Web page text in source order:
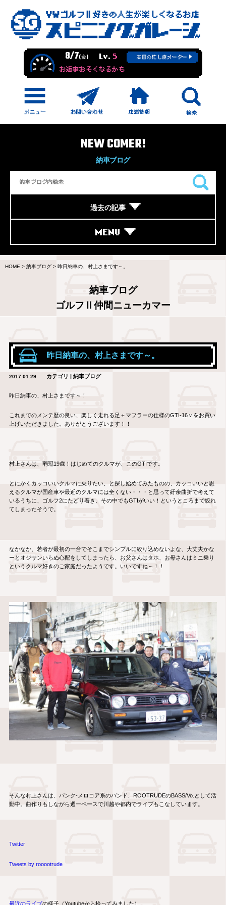
8/7(金) Lv. 5 本日の忙し度メーター
お返事おそくなるかも
NEW COMER!
納車ブログ
過去の記事
MENU
HOME > 納車ブログ > 昨日納車の、村上さまです～。
納車ブログ
ゴルフⅡ仲間ニューカマー
昨日納車の、村上さまです～。
2017.01.29 カテゴリ | 納車ブログ
昨日納車の、村上さまです～！
これまでのメンテ歴の良い、楽しく走れる足＋マフラーの仕様のGTI-16ｖをお買い
上げいただきました。ありがとうございます！！
村上さんは、弱冠19歳！はじめてのクルマが、このGTIです。
とにかくカッコいいクルマに乗りたい、と探し始めてみたものの、カッコいいと思
えるクルマが国産車や最近のクルマには全くない・・・と思って紆余曲折で考えて
いるうちに、ゴルフ2にたどり着き、その中でもGTIがいい！というところまで絞れ
てしまったそうで。
なかなか、若者が最初の一台でそこまでシンプルに絞り込めないよな、大丈夫かな
ーとオジサンいらぬ心配をしてしまったら、お父さんはタホ、お母さんはミニ乗り
というクルマ好きのご家庭だったようです。いいですね～！！
そんな村上さんは、パンク-メロコア系のバンド、ROOTRUDEのBASS/Vo.として活
動中。曲作りもしながら週一ペースで川越や都内でライブもこなしています。
Twitter
Tweets by rooootrude
最近のライブの様子（Youtubeから拾ってみました）